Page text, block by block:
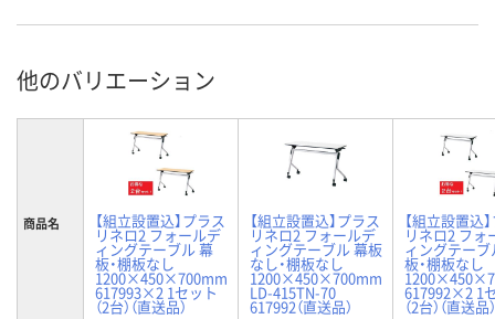
他のバリエーション
商品名 【組立設置込】プラス
リネロ2 フォールデ
ィングテーブル 幕
板・棚板なし
1200×450×700mm
617993×2 1セット
（2台）（直送品）
【組立設置込】プラス
リネロ2 フォールデ
ィングテーブル 幕板
なし・棚板なし
1200×450×700mm
LD-415TN-70
617992（直送品）
【組立設置込
リネロ2 フォ
ィングテーブ
板・棚板なし
617992×2 1
（2台）（直送品）